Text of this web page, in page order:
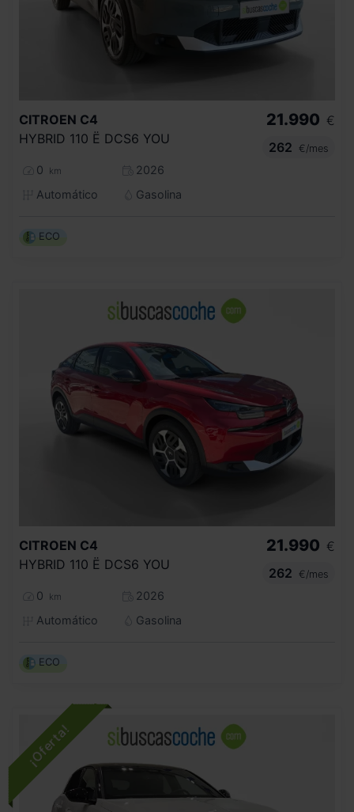
CITROEN C4
HYBRID 110 Ë DCS6 YOU
0 km
2026
Automático
Gasolina
21.990 €
262
€/mes
ECO
CITROEN C4
HYBRID 110 Ë DCS6 YOU
0 km
2026
Automático
Gasolina
21.990 €
262
€/mes
ECO